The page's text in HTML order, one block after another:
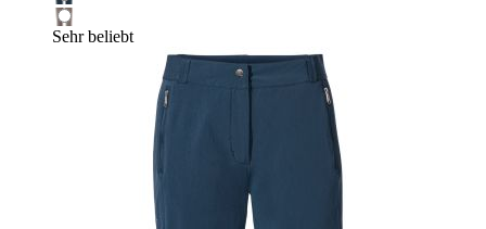
Sehr beliebt